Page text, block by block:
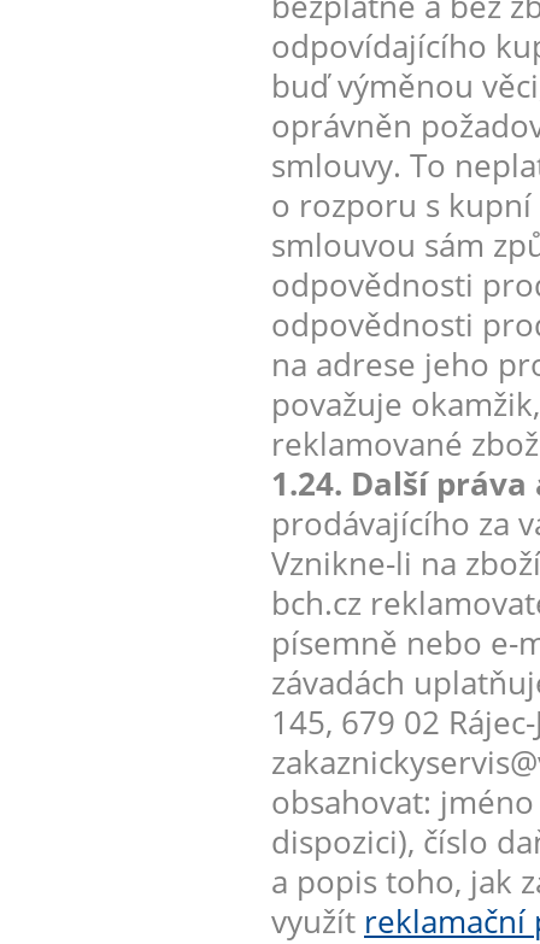
odpovídajícího
buď výměnou
oprávněn
smlouvy. To
o rozporu s
smlouvou sám
odpovědnosti
odpovědnosti
na adrese jeho
považuje
reklamované
1.24. Další
prodávajícího za
Vznikne-li na
bch.cz
písemně nebo e-
závadách
145, 679 02
obsahovat:
dispozici), číslo
a popis toho, jak
využít